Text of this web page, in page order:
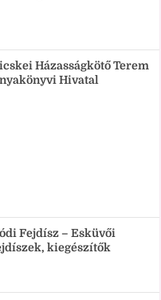
Házasságkötő Terem
Hivatal
Fejdísz – Esküvői
kiegészítők